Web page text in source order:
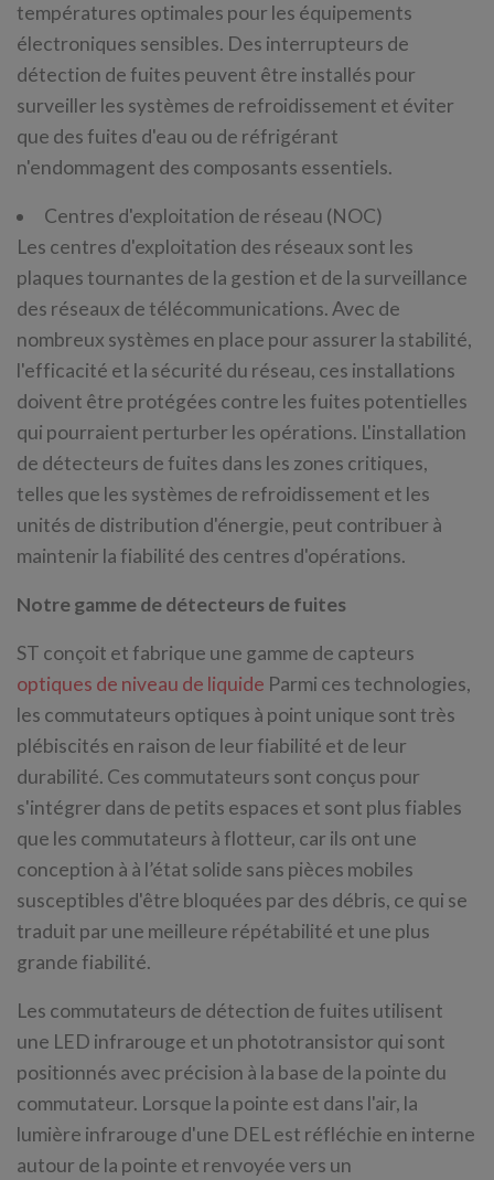
températures optimales pour les équipements
électroniques sensibles. Des interrupteurs de
détection de fuites peuvent être installés pour
surveiller les systèmes de refroidissement et éviter
que des fuites d'eau ou de réfrigérant
n'endommagent des composants essentiels.
Centres d'exploitation de réseau (NOC)
Les centres d'exploitation des réseaux sont les
plaques tournantes de la gestion et de la surveillance
des réseaux de télécommunications. Avec de
nombreux systèmes en place pour assurer la stabilité,
l'efficacité et la sécurité du réseau, ces installations
doivent être protégées contre les fuites potentielles
qui pourraient perturber les opérations. L'installation
de détecteurs de fuites dans les zones critiques,
telles que les systèmes de refroidissement et les
unités de distribution d'énergie, peut contribuer à
maintenir la fiabilité des centres d'opérations.
Notre gamme de détecteurs de fuites
ST conçoit et fabrique une gamme de capteurs
optiques de niveau de liquide Parmi ces technologies,
les commutateurs optiques à point unique sont très
plébiscités en raison de leur fiabilité et de leur
durabilité. Ces commutateurs sont conçus pour
s'intégrer dans de petits espaces et sont plus fiables
que les commutateurs à flotteur, car ils ont une
conception à à l’état solide sans pièces mobiles
susceptibles d'être bloquées par des débris, ce qui se
traduit par une meilleure répétabilité et une plus
grande fiabilité.
Les commutateurs de détection de fuites utilisent
une LED infrarouge et un phototransistor qui sont
positionnés avec précision à la base de la pointe du
commutateur. Lorsque la pointe est dans l'air, la
lumière infrarouge d'une DEL est réfléchie en interne
autour de la pointe et renvoyée vers un